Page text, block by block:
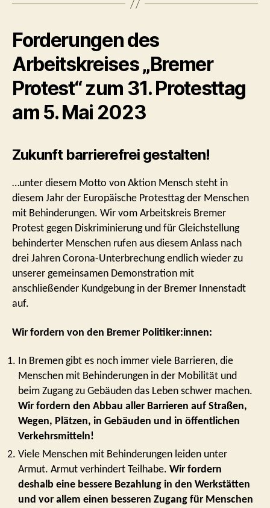
Forderungen des
Arbeitskreises „Bremer
Protest“ zum 31. Protesttag
am 5. Mai 2023
Zukunft barrierefrei gestalten!
…unter diesem Motto von Aktion Mensch steht in
diesem Jahr der Europäische Protesttag der Menschen
mit Behinderungen. Wir vom Arbeitskreis Bremer
Protest gegen Diskriminierung und für Gleichstellung
behinderter Menschen rufen aus diesem Anlass nach
drei Jahren Corona-Unterbrechung endlich wieder zu
unserer gemeinsamen Demonstration mit
anschließender Kundgebung in der Bremer Innenstadt
auf.
Wir fordern von den Bremer Politiker:innen:
In Bremen gibt es noch immer viele Barrieren, die
Menschen mit Behinderungen in der Mobilität und
beim Zugang zu Gebäuden das Leben schwer machen.
Wir fordern den Abbau aller Barrieren auf Straßen,
Wegen, Plätzen, in Gebäuden und in öffentlichen
Verkehrsmitteln!
Viele Menschen mit Behinderungen leiden unter
Armut. Armut verhindert Teilhabe. Wir fordern
deshalb eine bessere Bezahlung in den Werkstätten
und vor allem einen besseren Zugang für Menschen